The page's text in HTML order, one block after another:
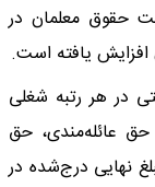
حقوق معلمان در
در هر رتبه شغلی
عائله‌مندی، حق
نهایی درج‌شده در